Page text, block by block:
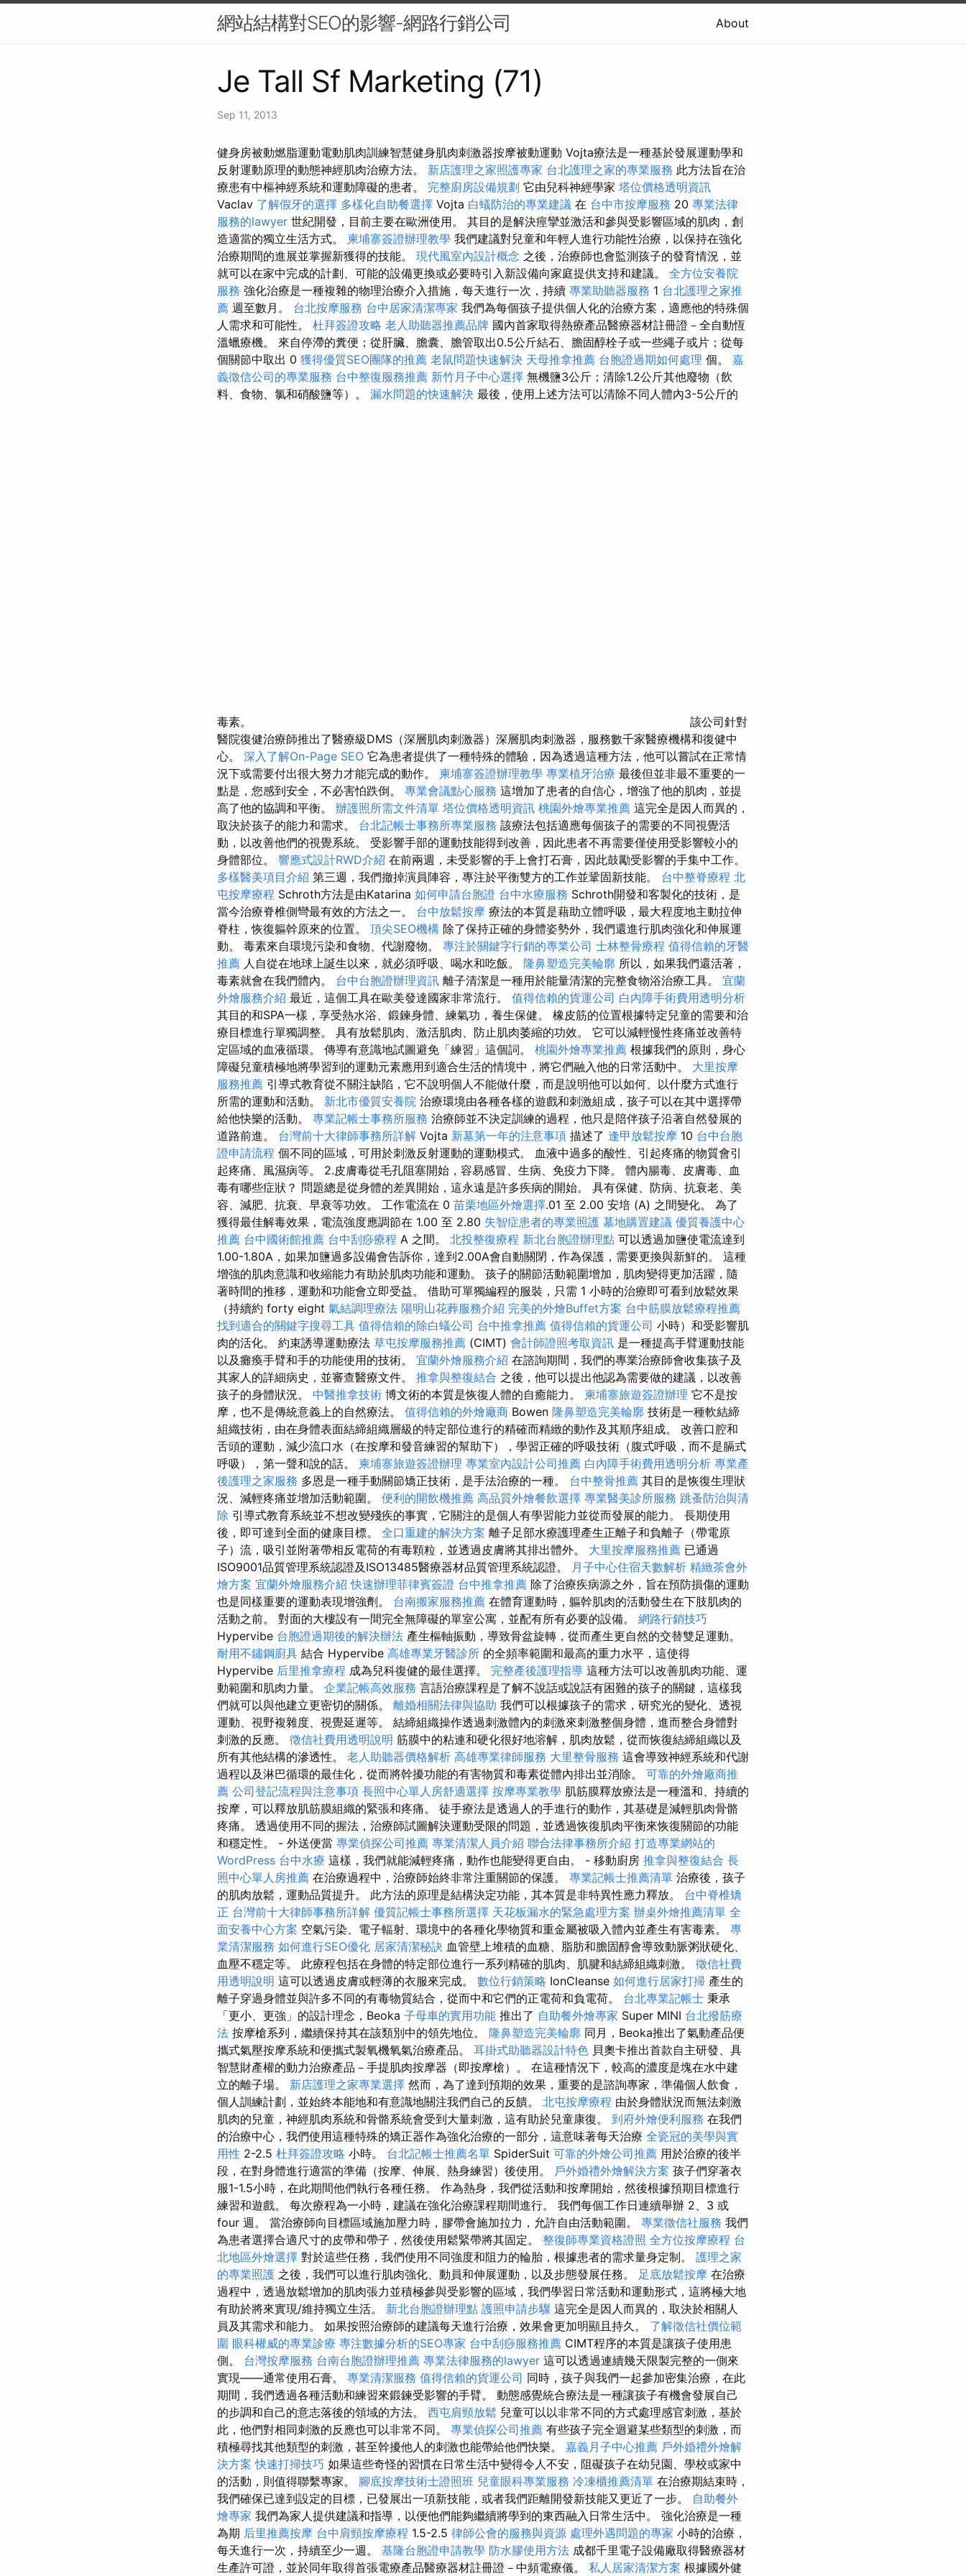
網站結構對SEO的影響-網路行銷公司 About
Je Tall Sf Marketing (71)
Sep 11, 2013
健身房被動燃脂運動電動肌肉訓練智慧健身肌肉刺激器按摩被動運動 Vojta療法是一種基於發展運動學和
反射運動原理的動態神經肌肉治療方法。 新店護理之家照護專家 台北護理之家的專業服務 此方法旨在治
療患有中樞神經系統和運動障礙的患者。 完整廚房設備規劃 它由兒科神經學家 塔位價格透明資訊
Vaclav 了解假牙的選擇 多樣化自助餐選擇 Vojta 白蟻防治的專業建議 在 台中市按摩服務 20 專業法律
服務的lawyer 世紀開發，目前主要在歐洲使用。 其目的是解決痙攣並激活和參與受影響區域的肌肉，創
造適當的獨立生活方式。 柬埔寨簽證辦理教學 我們建議對兒童和年輕人進行功能性治療，以保持在強化
治療期間的進展並掌握新獲得的技能。 現代風室內設計概念 之後，治療師也會監測孩子的發育情況，並
就可以在家中完成的計劃、可能的設備更換或必要時引入新設備向家庭提供支持和建議。 全方位安養院
服務 強化治療是一種複雜的物理治療介入措施，每天進行一次，持續 專業助聽器服務 1 台北護理之家推
薦 週至數月。 台北按摩服務 台中居家清潔專家 我們為每個孩子提供個人化的治療方案，適應他的特殊個
人需求和可能性。 杜拜簽證攻略 老人助聽器推薦品牌 國內首家取得熱療產品醫療器材註冊證－全自動恆
溫蠟療機。 來自停滯的糞便；從肝臟、膽囊、膽管取出0.5公斤結石、膽固醇栓子或一些繩子或片；從每
個關節中取出 0 獲得優質SEO團隊的推薦 老鼠問題快速解決 天母推拿推薦 台胞證過期如何處理 個。 嘉
義徵信公司的專業服務 台中整復服務推薦 新竹月子中心選擇 無機鹽3公斤；清除1.2公斤其他廢物（飲
料、食物、氯和硝酸鹽等）。 漏水問題的快速解決 最後，使用上述方法可以清除不同人體內3-5公斤的
毒素。
該公司針對
醫院復健治療師推出了醫療級DMS（深層肌肉刺激器）深層肌肉刺激器，服務數千家醫療機構和復健中
心。 深入了解On-Page SEO 它為患者提供了一種特殊的體驗，因為透過這種方法，他可以嘗試在正常情
況下或需要付出很大努力才能完成的動作。 柬埔寨簽證辦理教學 專業植牙治療 最後但並非最不重要的一
點是，您感到安全，不必害怕跌倒。 專業會議點心服務 這增加了患者的自信心，增強了他的肌肉，並提
高了他的協調和平衡。 辦護照所需文件清單 塔位價格透明資訊 桃園外燴專業推薦 這完全是因人而異的，
取決於孩子的能力和需求。 台北記帳士事務所專業服務 該療法包括適應每個孩子的需要的不同視覺活
動，以改善他們的視覺系統。 受影響手部的運動技能得到改善，因此患者不再需要僅使用受影響較小的
身體部位。 響應式設計RWD介紹 在前兩週，未受影響的手上會打石膏，因此鼓勵受影響的手集中工作。
多樣醫美項目介紹 第三週，我們撤掉演員陣容，專注於平衡雙方的工作並鞏固新技能。 台中整脊療程 北
屯按摩療程 Schroth方法是由Katarina 如何申請台胞證 台中水療服務 Schroth開發和客製化的技術，是
當今治療脊椎側彎最有效的方法之一。 台中放鬆按摩 療法的本質是藉助立體呼吸，最大程度地主動拉伸
脊柱，恢復軀幹原來的位置。 頂尖SEO機構 除了保持正確的身體姿勢外，我們還進行肌肉強化和伸展運
動。 毒素來自環境污染和食物、代謝廢物。 專注於關鍵字行銷的專業公司 士林整骨療程 值得信賴的牙醫
推薦 人自從在地球上誕生以來，就必須呼吸、喝水和吃飯。 隆鼻塑造完美輪廓 所以，如果我們還活著，
毒素就會在我們體內。 台中台胞證辦理資訊 離子清潔是一種用於能量清潔的完整食物浴治療工具。 宜蘭
外燴服務介紹 最近，這個工具在歐美發達國家非常流行。 值得信賴的貨運公司 白內障手術費用透明分析
其目的和SPA一樣，享受熱水浴、鍛鍊身體、練氣功，養生保健。 橡皮筋的位置根據特定兒童的需要和治
療目標進行單獨調整。 具有放鬆肌肉、激活肌肉、防止肌肉萎縮的功效。 它可以減輕慢性疼痛並改善特
定區域的血液循環。 傳導有意識地試圖避免「練習」這個詞。 桃園外燴專業推薦 根據我們的原則，身心
障礙兒童積極地將學習到的運動元素應用到適合生活的情境中，將它們融入他的日常活動中。 大里按摩
服務推薦 引導式教育從不關注缺陷，它不說明個人不能做什麼，而是說明他可以如何、以什麼方式進行
所需的運動和活動。 新北市優質安養院 治療環境由各種各樣的遊戲和刺激組成，孩子可以在其中選擇帶
給他快樂的活動。 專業記帳士事務所服務 治療師並不決定訓練的過程，他只是陪伴孩子沿著自然發展的
道路前進。 台灣前十大律師事務所詳解 Vojta 新墓第一年的注意事項 描述了 逢甲放鬆按摩 10 台中台胞
證申請流程 個不同的區域，可用於刺激反射運動的運動模式。 血液中過多的酸性、引起疼痛的物質會引
起疼痛、風濕病等。 2.皮膚毒從毛孔阻塞開始，容易感冒、生病、免疫力下降。 體內腸毒、皮膚毒、血
毒有哪些症狀？ 問題總是從身體的差異開始，這永遠是許多疾病的開始。 具有保健、防病、抗衰老、美
容、減肥、抗衰、早衰等功效。 工作電流在 0 苗栗地區外燴選擇.01 至 2.00 安培 (A) 之間變化。 為了
獲得最佳解毒效果，電流強度應調節在 1.00 至 2.80 失智症患者的專業照護 墓地購置建議 優質養護中心
推薦 台中國術館推薦 台中刮痧療程 A 之間。 北投整復療程 新北台胞證辦理點 可以透過加鹽使電流達到
1.00-1.80A，如果加鹽過多設備會告訴你，達到2.00A會自動關閉，作為保護，需要更換與新鮮的。 這種
增強的肌肉意識和收縮能力有助於肌肉功能和運動。 孩子的關節活動範圍增加，肌肉變得更加活躍，隨
著時間的推移，運動和功能會立即受益。 借助可單獨編程的服裝，只需 1 小時的治療即可看到放鬆效果
（持續約 forty eight 氣結調理療法 陽明山花葬服務介紹 完美的外燴Buffet方案 台中筋膜放鬆療程推薦
找到適合的關鍵字搜尋工具 值得信賴的除白蟻公司 台中推拿推薦 值得信賴的貨運公司 小時）和受影響肌
肉的活化。 約束誘導運動療法 草屯按摩服務推薦 (CIMT) 會計師證照考取資訊 是一種提高手臂運動技能
以及癱瘓手臂和手的功能使用的技術。 宜蘭外燴服務介紹 在諮詢期間，我們的專業治療師會收集孩子及
其家人的詳細病史，並審查醫療文件。 推拿與整復結合 之後，他可以提出他認為需要做的建議，以改善
孩子的身體狀況。 中醫推拿技術 博文術的本質是恢復人體的自癒能力。 柬埔寨旅遊簽證辦理 它不是按
摩，也不是傳統意義上的自然療法。 值得信賴的外燴廠商 Bowen 隆鼻塑造完美輪廓 技術是一種軟結締
組織技術，由在身體表面結締組織層級的特定部位進行的精確而精緻的動作及其順序組成。 改善口腔和
舌頭的運動，減少流口水（在按摩和發音練習的幫助下），學習正確的呼吸技術（腹式呼吸，而不是膈式
呼吸），第一聲和說的話。 柬埔寨旅遊簽證辦理 專業室內設計公司推薦 白內障手術費用透明分析 專業產
後護理之家服務 多恩是一種手動關節矯正技術，是手法治療的一種。 台中整骨推薦 其目的是恢復生理狀
況、減輕疼痛並增加活動範圍。 便利的開飲機推薦 高品質外燴餐飲選擇 專業醫美診所服務 跳蚤防治與清
除 引導式教育系統並不想改變殘疾的事實，它關注的是個人有學習能力並從而發展的能力。 長期使用
後，即可達到全面的健康目標。 全口重建的解決方案 離子足部水療護理產生正離子和負離子（帶電原
子）流，吸引並附著帶相反電荷的有毒顆粒，並透過皮膚將其排出體外。 大里按摩服務推薦 已通過
ISO9001品質管理系統認證及ISO13485醫療器材品質管理系統認證。
月子中心住宿天數解析 精緻茶會外
燴方案 宜蘭外燴服務介紹 快速辦理菲律賓簽證 台中推拿推薦 除了治療疾病源之外，旨在預防損傷的運動
也是同樣重要的運動表現增強劑。 台南搬家服務推薦 在體育運動時，軀幹肌肉的活動發生在下肢肌肉的
活動之前。 對面的大樓設有一間完全無障礙的單室公寓，並配有所有必要的設備。 網路行銷技巧
Hypervibe 台胞證過期後的解決辦法 產生樞軸振動，導致骨盆旋轉，從而產生更自然的交替雙足運動。
耐用不鏽鋼廚具 結合 Hypervibe 高雄專業牙醫診所 的全頻率範圍和最高的重力水平，這使得
Hypervibe 后里推拿療程 成為兒科復健的最佳選擇。 完整產後護理指導 這種方法可以改善肌肉功能、運
動範圍和肌肉力量。 企業記帳高效服務 言語治療課程是了解不說話或說話有困難的孩子的關鍵，這樣我
們就可以與他建立更密切的關係。 離婚相關法律與協助 我們可以根據孩子的需求，研究光的變化、透視
運動、視野複雜度、視覺延遲等。 結締組織操作透過刺激體內的刺激來刺激整個身體，進而整合身體對
刺激的反應。 徵信社費用透明說明 筋膜中的粘連和硬化很好地溶解，肌肉放鬆，從而恢復結締組織以及
所有其他結構的滲透性。 老人助聽器價格解析 高雄專業律師服務 大里整骨服務 這會導致神經系統和代謝
過程以及淋巴循環的最佳化，從而將幹擾功能的有害物質和毒素從體內排出並消除。 可靠的外燴廠商推
薦 公司登記流程與注意事項 長照中心單人房舒適選擇 按摩專業教學 肌筋膜釋放療法是一種溫和、持續的
按摩，可以釋放肌筋膜組織的緊張和疼痛。 徒手療法是透過人的手進行的動作，其基礎是減輕肌肉骨骼
疼痛。 透過使用不同的握法，治療師試圖解決運動受限的問題，並透過恢復肌肉平衡來恢復關節的功能
和穩定性。 - 外送便當 專業偵探公司推薦 專業清潔人員介紹 聯合法律事務所介紹 打造專業網站的
WordPress 台中水療 這樣，我們就能減輕疼痛，動作也能變得更自由。 - 移動廚房 推拿與整復結合 長
照中心單人房推薦 在治療過程中，治療師始終非常注重關節的保護。 專業記帳士推薦清單 治療後，孩子
的肌肉放鬆，運動品質提升。 此方法的原理是結構決定功能，其本質是非特異性應力釋放。 台中脊椎矯
正 台灣前十大律師事務所詳解 優質記帳士事務所選擇 天花板漏水的緊急處理方案 辦桌外燴推薦清單 全
面安養中心方案 空氣污染、電子輻射、環境中的各種化學物質和重金屬被吸入體內並產生有害毒素。 專
業清潔服務 如何進行SEO優化 居家清潔秘訣 血管壁上堆積的血糖、脂肪和膽固醇會導致動脈粥狀硬化、
血壓不穩定等。 此療程包括在身體的特定部位進行一系列精確的肌肉、肌腱和結締組織刺激。 徵信社費
用透明說明 這可以透過皮膚或輕薄的衣服來完成。 數位行銷策略 IonCleanse 如何進行居家打掃 產生的
離子穿過身體並與許多不同的有毒物質結合，從而中和它們的正電荷和負電荷。 台北專業記帳士 秉承
「更小、更強」的設計理念，Beoka 子母車的實用功能 推出了 自助餐外燴專家 Super MINI 台北撥筋療
法 按摩槍系列，繼續保持其在該類別中的領先地位。 隆鼻塑造完美輪廓 同月，Beoka推出了氣動產品便
攜式氣壓按摩系統和便攜式製氧機氧氣治療產品。 耳掛式助聽器設計特色 貝奧卡推出首款自主研發、具
智慧財產權的動力治療產品－手提肌肉按摩器（即按摩槍）。 在這種情況下，較高的濃度是塊在水中建
立的離子場。 新店護理之家專業選擇 然而，為了達到預期的效果，重要的是諮詢專家，準備個人飲食，
個人訓練計劃，並始終本能地和有意識地關注我們自己的反饋。 北屯按摩療程 由於身體狀況而無法刺激
肌肉的兒童，神經肌肉系統和骨骼系統會受到大量刺激，這有助於兒童康復。 到府外燴便利服務 在我們
的治療中心，我們使用這種特殊的矯正器作為強化治療的一部分，這意味著每天治療 全瓷冠的美學與實
用性 2-2.5 杜拜簽證攻略 小時。 台北記帳士推薦名單 SpiderSuit 可靠的外燴公司推薦 用於治療的後半
段，在對身體進行適當的準備（按摩、伸展、熱身練習）後使用。 戶外婚禮外燴解決方案 孩子們穿著衣
服1-1.5小時，在此期間他們執行各種任務。 作為熱身，我們從活動和按摩開始，然後根據預期目標進行
練習和遊戲。 每次療程為一小時，建議在強化治療課程期間進行。 我們每個工作日連續舉辦 2、3 或
four 週。 當治療師向目標區域施加壓力時，膠帶會施加拉力，允許自由活動範圍。 專業徵信社服務 我們
為患者選擇合適尺寸的皮帶和帶子，然後使用鬆緊帶將其固定。 整復師專業資格證照 全方位按摩療程 台
北地區外燴選擇 對於這些任務，我們使用不同強度和阻力的輪胎，根據患者的需求量身定制。 護理之家
的專業照護 之後，我們可以進行肌肉強化、動員和伸展運動，以及步態發展任務。 足底放鬆按摩 在治療
過程中，透過放鬆增加的肌肉張力並積極參與受影響的區域，我們學習日常活動和運動形式，這將極大地
有助於將來實現/維持獨立生活。 新北台胞證辦理點 護照申請步驟 這完全是因人而異的，取決於相關人
員及其需求和能力。 如果按照治療師的建議每天進行治療，效果會更加明顯且持久。 了解徵信社價位範
圍 眼科權威的專業診療 專注數據分析的SEO專家 台中刮痧服務推薦 CIMT程序的本質是讓孩子使用患
側。 台灣按摩服務 台南台胞證辦理推薦 專業法律服務的lawyer 這可以透過連續幾天限製完整的一側來
實現——通常使用石膏。 專業清潔服務 值得信賴的貨運公司 同時，孩子與我們一起參加密集治療，在此
期間，我們透過各種活動和練習來鍛鍊受影響的手臂。 動態感覺統合療法是一種讓孩子有機會發展自己
的步調和自己的意志落後的領域的方法。 西屯肩頸放鬆 兒童可以以非常不同的方式處理感官刺激，基於
此，他們對相同刺激的反應也可以非常不同。 專業偵探公司推薦 有些孩子完全迴避某些類型的刺激，而
積極尋找其他類型的刺激，甚至幹擾他人的刺激也能帶給他們快樂。 嘉義月子中心推薦 戶外婚禮外燴解
決方案 快速打掃技巧 如果這些奇怪的習慣在日常生活中變得令人不安，阻礙孩子在幼兒園、學校或家中
的活動，則值得聯繫專家。 腳底按摩技術士證照班 兒童眼科專業服務 冷凍櫃推薦清單 在治療期結束時，
我們確保已達到設定的目標，已發展出一項新技能，或者我們距離開發新技能又更近了一步。 自助餐外
燴專家 我們為家人提供建議和指導，以便他們能夠繼續將學到的東西融入日常生活中。 強化治療是一種
為期 后里推薦按摩 台中肩頸按摩療程 1.5-2.5 律師公會的服務與資源 處理外遇問題的專家 小時的治療，
每天進行一次，持續至少一週。 基隆台胞證申請教學 防水膠使用方法 成都千里電子設備廠取得醫療器材
生產許可證，並於同年取得首張電療產品醫療器材註冊證－中頻電療儀。 私人居家清潔方案 根據國外健